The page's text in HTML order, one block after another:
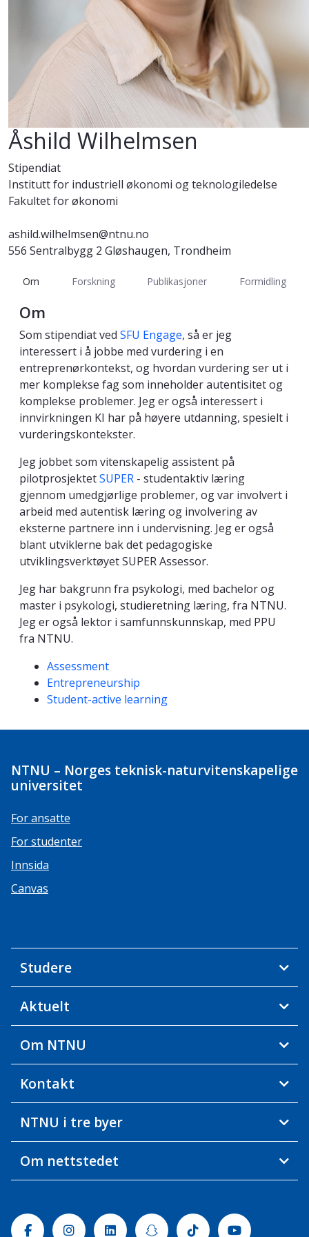
Åshild Wilhelmsen
Stipendiat
Institutt for industriell økonomi og teknologiledelse
Fakultet for økonomi
ashild.wilhelmsen@ntnu.no
556 Sentralbygg 2 Gløshaugen, Trondheim
Om Forskning Publikasjoner Formidling
Om
Som stipendiat ved SFU Engage, så er jeg
interessert i å jobbe med vurdering i en
entreprenørkontekst, og hvordan vurdering ser ut i
mer komplekse fag som inneholder autentisitet og
komplekse problemer. Jeg er også interessert i
innvirkningen KI har på høyere utdanning, spesielt i
vurderingskontekster.
Jeg jobbet som vitenskapelig assistent på
pilotprosjektetSUPER - studentaktiv læring
gjennom umedgjørlige problemer, og var involvert i
arbeid med autentisk læring og involvering av
eksterne partnere inn i undervisning. Jeg er også
blant utviklerne bak det pedagogiske
utviklingsverktøyet SUPER Assessor.
Jeg har bakgrunn fra psykologi, med bachelor og
master i psykologi, studieretning læring, fra NTNU.
Jeg er også lektor i samfunnskunnskap, med PPU
fra NTNU.
Kompetanseord
Assessment
Entrepreneurship
Student-active learning
NTNU – Norges teknisk-naturvitenskapelige
universitet
For ansatte
For studenter
Innsida
Canvas
Studere
Aktuelt
Om NTNU
Kontakt
NTNU i tre byer
Om nettstedet
FacebookInstagramLinkedinSnapchatTiktok Youtube